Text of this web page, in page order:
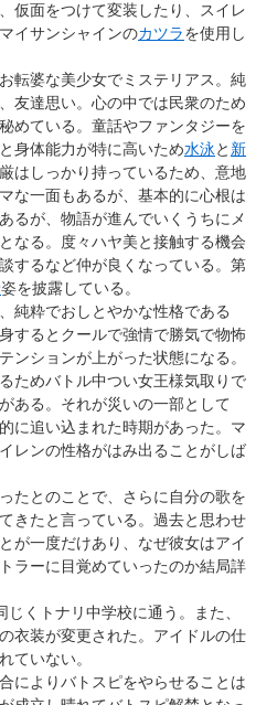
仮面をつけて変装したり、スイレ
イサンシャインのカツラを使用し
転婆な美少女でミステリアス。純
友達思い。心の中では民衆のため
めている。童話やファンタジーを
身体能力が特に高いため水泳と 新
はしっかり持っているため、意地
な一面もあるが、基本的に心根は
るが、物語が進んでいくうちにメ
なる。度々ハヤ美と接触する機会
するなど仲が良くなっている。第
姿を披露している。
純粋でおしとやかな性格である
するとクールで強情で勝気で物怖
ンションが上がった状態になる。
ためバトル中つい女王様気取りで
ある。それが災いの一部として
に追い込まれた時期があった。マ
レンの性格がはみ出ることがしば
たとのことで、さらに自分の歌を
きたと言っている。過去と思わせ
が一度だけあり、なぜ彼女はアイ
ラーに目覚めていったのか結局詳
くトナリ中学校に通う。また、
衣装が変更された。アイドルの仕
ていない。
によりバトスピをやらせることは